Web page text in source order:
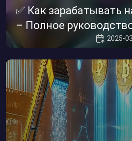
✅ Как зарабатывать
– Полное
2025-